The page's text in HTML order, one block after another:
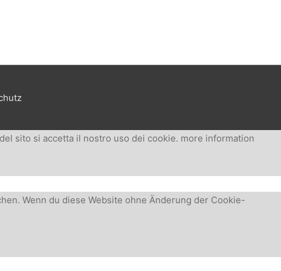
sito si accetta il nostro uso dei cookie. more information
Wenn du diese Website ohne Änderung der Cookie-